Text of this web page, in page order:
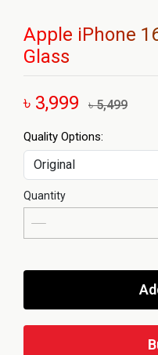
Apple iPhone
Glass
৳ 3,999 ৳ 5,499
Quality Options:
Quantity